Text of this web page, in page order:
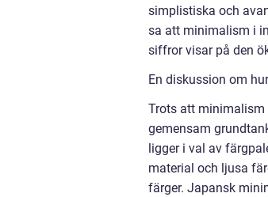
simplistiska och
sa att minimalism i
siffror visar på den
En diskussion om
Trots att minimalism
gemensam
ligger i val av
material och ljusa
färger. Japansk